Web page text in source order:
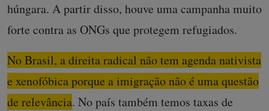
húngara. A partir disso, houve uma campanha muito
forte contra as ONGs que protegem refugiados.
No Brasil, a direita radical não tem agenda nativista
e xenofóbica porque a imigração não é uma questão
de relevância. No país também temos taxas de